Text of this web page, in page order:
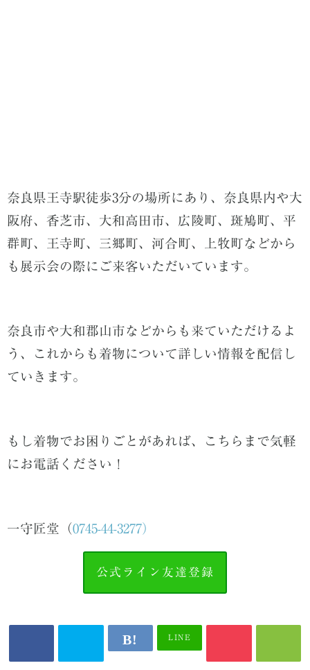
奈良県王寺駅徒歩3分の場所にあり、奈良県内や大
阪府、香芝市、大和高田市、広陵町、斑鳩町、平
群町、王寺町、三郷町、河合町、上牧町などから
も展示会の際にご来客いただいています。
奈良市や大和郡山市などからも来ていただけるよ
う、これからも着物について詳しい情報を配信し
ていきます。
もし着物でお困りごとがあれば、こちらまで気軽
にお電話ください！
一守匠堂（0745-44-3277）
公式ライン友達登録
LINE